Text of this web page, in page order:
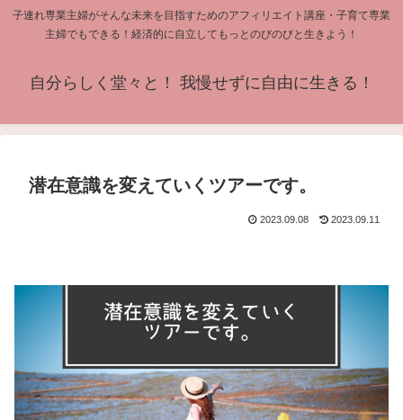
子連れ専業主婦がそんな未来を目指すためのアフィリエイト講座・子育て専業
主婦でもできる！経済的に自立してもっとのびのびと生きよう！
自分らしく堂々と！ 我慢せずに自由に生きる！
潜在意識を変えていくツアーです。
2023.09.08 2023.09.11